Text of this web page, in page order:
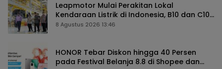
Leapmotor Mulai Perakitan Lokal
Kendaraan Listrik di Indonesia, B10 dan C10
Jadi Model Perdana
8 Agustus 2026 13:46
HONOR Tebar Diskon hingga 40 Persen
pada Festival Belanja 8.8 di Shopee dan